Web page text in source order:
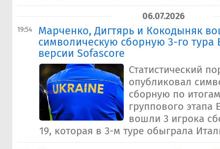
06.07.2026
19:54
Марченко, Дигтярь и Кокодыняк
символическую сборную 3-го тура
версии Sofascore
Статистический
опубликовал
сборную по
группового этапа
вошли 3 игрока
19, которая в 3-м туре обыграла